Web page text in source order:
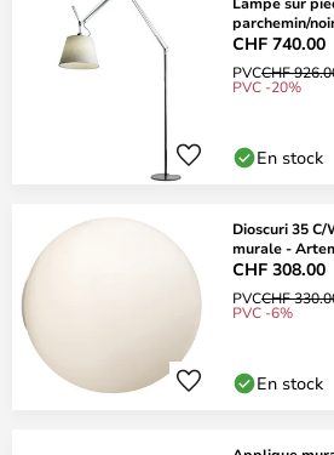
parchemin/
CHF 740.00
PVCCHF
PVC -20%
En stock
Dioscuri 35
murale -
CHF 308.00
PVCCHF
PVC -6%
En stock